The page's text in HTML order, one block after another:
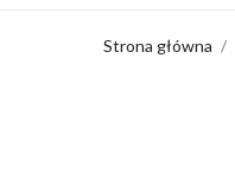
Strona główna